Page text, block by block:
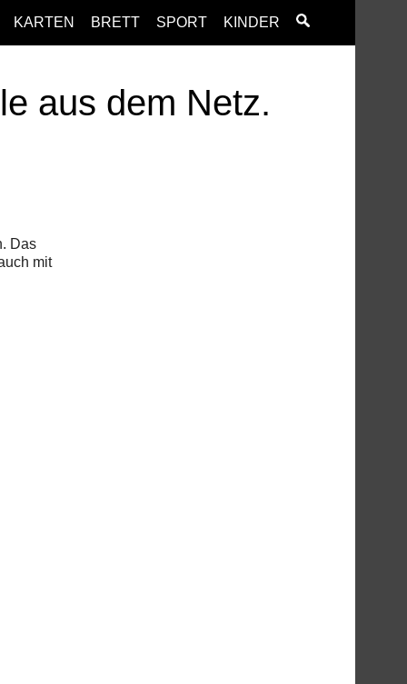
KARTEN BRETT SPORT KINDER
aus dem Netz.
Das
mit